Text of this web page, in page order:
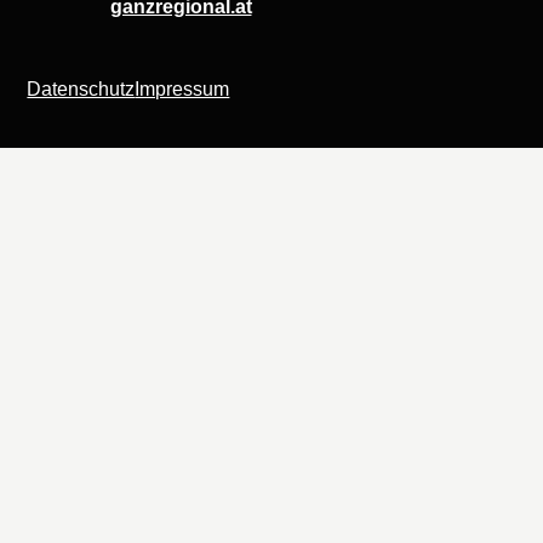
ganzregional.at
Datenschutz Impressum